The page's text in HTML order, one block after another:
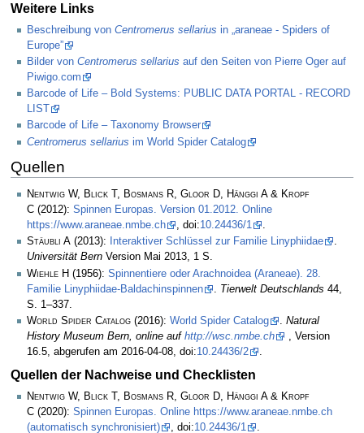
Weitere Links
Beschreibung von Centromerus sellarius in „araneae - Spiders of
Europe”
Bilder von Centromerus sellarius auf den Seiten von Pierre Oger auf
Piwigo.com
Barcode of Life – Bold Systems: PUBLIC DATA PORTAL - RECORD
LIST
Barcode of Life – Taxonomy Browser
Centromerus sellarius im World Spider Catalog
Quellen
Nentwig W, Blick T, Bosmans R, Gloor D, Hänggi A & Kropf
C (2012): Spinnen Europas. Version 01.2012. Online
https://www.araneae.nmbe.ch
, doi:10.24436/1
.
Stäubli A (2013): Interaktiver Schlüssel zur Familie Linyphiidae
.
Universität Bern Version Mai 2013, 1 S.
Wiehle H (1956): Spinnentiere oder Arachnoidea (Araneae). 28.
Familie Linyphiidae-Baldachinspinnen
Tierwelt Deutschlands 44,
S. 1–337.
World Spider Catalog (2016): World Spider Catalog . Natural
History Museum Bern, online auf http://wsc.nmbe.ch
, Version
16.5, abgerufen am 2016-04-08, doi:10.24436/2 .
Quellen der Nachweise und Checklisten
Nentwig W, Blick T, Bosmans R, Gloor D, Hänggi A & Kropf
C (2020): Spinnen Europas. Online https://www.araneae.nmbe.ch
(automatisch synchronisiert)
, doi:10.24436/1 .